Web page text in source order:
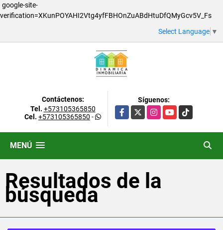
google-site-
verification=XKunPOYAHI2Vtg4yfFBHOnZuABdHtuDfQMyGcv5V_Fs
Select Language ▼
Contáctenos:
Tel. +573105365850
Cel. +573105365850 -
Síguenos:
Facebook
X InstagramYouTubeTikTok
MENÚ
Resultados de la
búsqueda